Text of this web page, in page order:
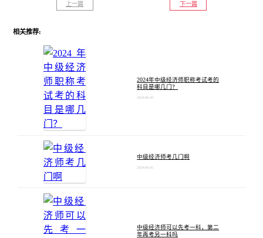
上一篇 下一篇
相关推荐:
2024年中级经济师职称考试考的
科目是哪几门？
2024-06-20
中级经济师考几门啊
2024-06-05
中级经济师可以先考一科，第二
年再考另一科吗